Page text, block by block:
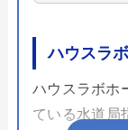
ハウスラ
ハウスラボホ
ている水道局